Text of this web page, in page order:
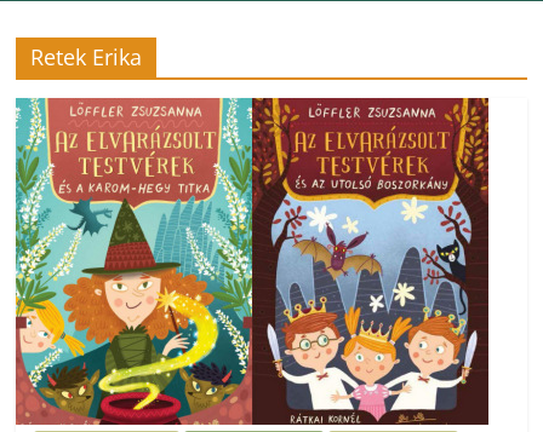
Retek Erika